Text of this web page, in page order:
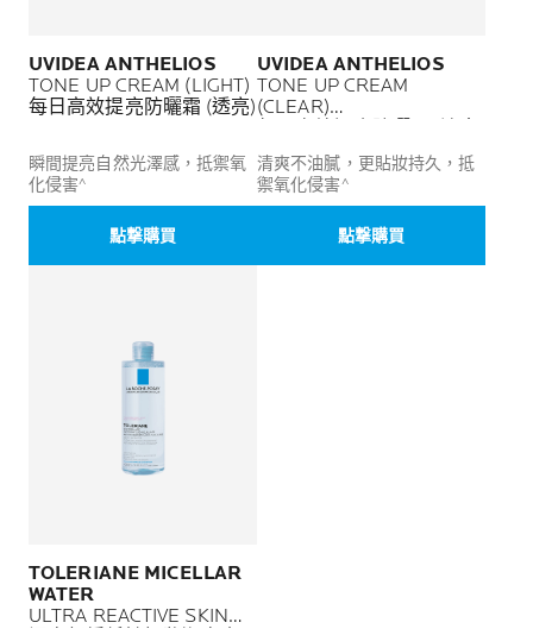
UVIDEA ANTHELIOS
TONE UP CREAM (LIGHT)
每日高效提亮防曬霜 (透亮)
瞬間提亮自然光澤感，抵禦氧
化侵害^
點撃購買
UVIDEA ANTHELIOS
TONE UP CREAM
(CLEAR)
清爽不油膩，更貼妝持久，抵
禦氧化侵害^
點撃購買
TOLERIANE MICELLAR
WATER
ULTRA REACTIVE SKIN